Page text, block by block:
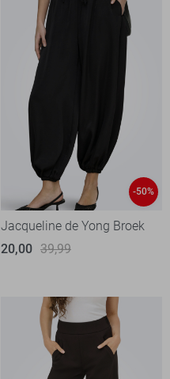
-50%
Jacqueline de Yong Broek
20,00 39,99